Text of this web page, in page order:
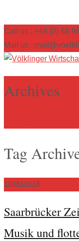
Call us : +49 (0) 68
Mail us :
Archives
Tag
10März/16
Saarbrücker
Musik und